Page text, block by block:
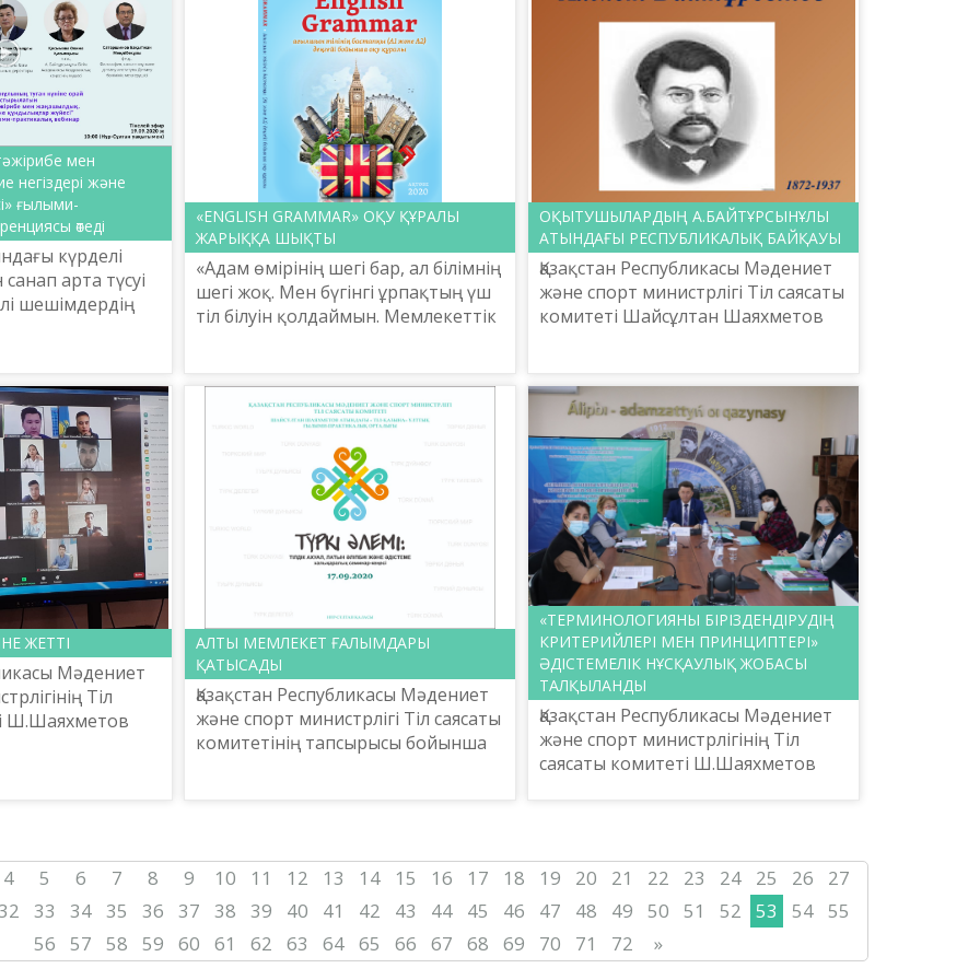
мен
негіздері және
ғылыми-
өтеді
күрделі
арта түсуі
шешімдердің
«ENGLISH GRAMMAR» ОҚУ ҚҰРАЛЫ
ЖАРЫҚҚА ШЫҚТЫ
«Адам өмірінің шегі бар, ал білімнің
шегі жоқ. Мен бүгінгі ұрпақтың үш
тіл білуін қолдаймын. Мемлекеттік
ОҚЫТУШЫЛАРДЫҢ А.БАЙТҰРСЫНҰЛЫ
АТЫНДАҒЫ РЕСПУБЛИКАЛЫҚ БАЙҚАУЫ
Қазақстан Республикасы Мәдениет
және спорт министрлігі Тіл саясаты
комитеті Шайсұлтан Шаяхметов
2020 жылғы 18 қыркүйек...
ЖЕТТІ
Мәдениет
Тіл
Ш.Шаяхметов
АЛТЫ МЕМЛЕКЕТ ҒАЛЫМДАРЫ
ҚАТЫСАДЫ
Қазақстан Республикасы Мәдениет
және спорт министрлігі Тіл саясаты
комитетінің тапсырысы бойынша
«ТЕРМИНОЛОГИЯНЫ БІРІЗДЕНДІРУДІҢ
КРИТЕРИЙЛЕРІ МЕН ПРИНЦИПТЕРІ»
ӘДІСТЕМЕЛІК НҰСҚАУЛЫҚ ЖОБАСЫ
ТАЛҚЫЛАНДЫ
Қазақстан Республикасы Мәдениет
және спорт министрлігінің Тіл
саясаты комитеті Ш.Шаяхметов
2020 жыл...
4 5 6 7 8 9 10 11 12 13 14 15 16 17 18 19 20 21 22 23 24 25 26
27
33 34 35 36 37 38 39 40 41 42 43 44 45 46 47 48 49 50 51 52 53 54 55
56
57 58 59 60 61 62 63 64 65 66 67 68 69 70 71 72 »